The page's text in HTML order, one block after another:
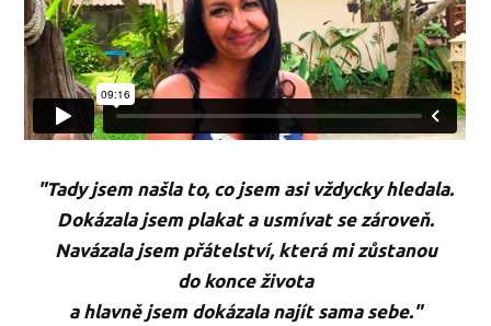
"Tady jsem našla to, co jsem asi vždycky hledala.
Dokázala jsem plakat a usmívat se zároveň.
Navázala jsem přátelství, která mi zůstanou
do konce života
a hlavně jsem dokázala najít sama sebe."